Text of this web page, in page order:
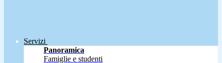
Servizi
Panoramica
Famiglie e studenti